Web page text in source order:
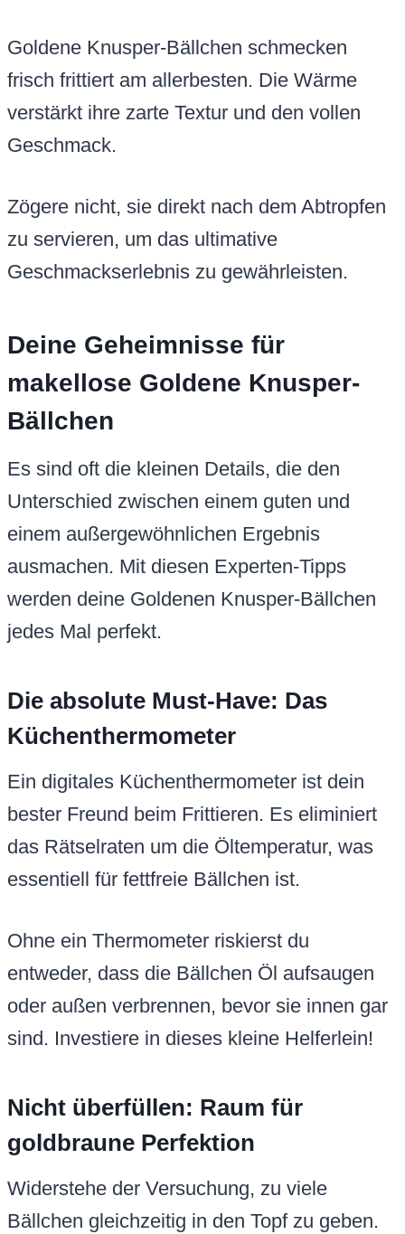
Goldene Knusper-Bällchen schmecken
frisch frittiert am allerbesten. Die Wärme
verstärkt ihre zarte Textur und den vollen
Geschmack.
Zögere nicht, sie direkt nach dem Abtropfen
zu servieren, um das ultimative
Geschmackserlebnis zu gewährleisten.
Deine Geheimnisse für
makellose Goldene Knusper-
Bällchen
Es sind oft die kleinen Details, die den
Unterschied zwischen einem guten und
einem außergewöhnlichen Ergebnis
ausmachen. Mit diesen Experten-Tipps
werden deine Goldenen Knusper-Bällchen
jedes Mal perfekt.
Die absolute Must-Have: Das
Küchenthermometer
Ein digitales Küchenthermometer ist dein
bester Freund beim Frittieren. Es eliminiert
das Rätselraten um die Öltemperatur, was
essentiell für fettfreie Bällchen ist.
Ohne ein Thermometer riskierst du
entweder, dass die Bällchen Öl aufsaugen
oder außen verbrennen, bevor sie innen gar
sind. Investiere in dieses kleine Helferlein!
Nicht überfüllen: Raum für
goldbraune Perfektion
Widerstehe der Versuchung, zu viele
Bällchen gleichzeitig in den Topf zu geben.